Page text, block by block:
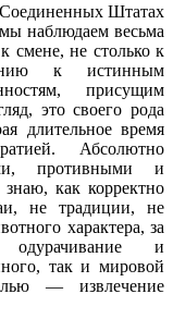
Штатах
наблюдаем весьма
смене, не столько к
к истинным
присущим
это своего рода
длительное время
Абсолютно
противными и
как корректно
не традиции, не
характера, за
одурачивание и
так и мировой
— извлечение